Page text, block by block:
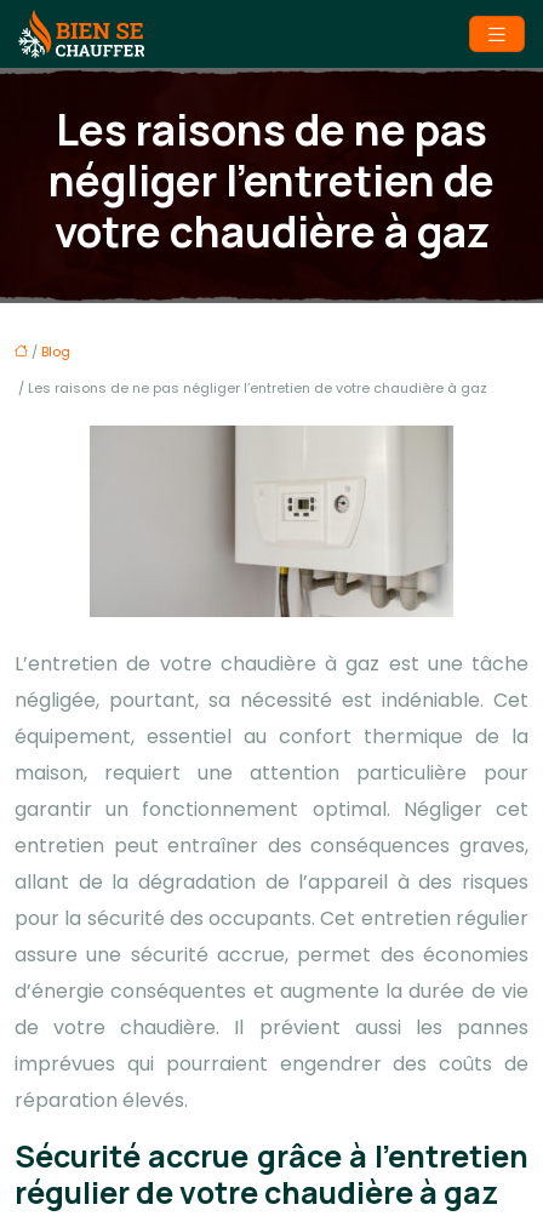
Les raisons de ne pas
négliger l’entretien de
votre chaudière à gaz
/Blog
/ Les raisons de ne pas négliger l’entretien de votre chaudière à gaz
L’entretien de votre chaudière à gaz est une tâche
négligée, pourtant, sa nécessité est indéniable. Cet
équipement, essentiel au confort thermique de la
maison, requiert une attention particulière pour
garantir un fonctionnement optimal. Négliger cet
entretien peut entraîner des conséquences graves,
allant de la dégradation de l’appareil à des risques
pour la sécurité des occupants. Cet entretien régulier
assure une sécurité accrue, permet des économies
d’énergie conséquentes et augmente la durée de vie
de votre chaudière. Il prévient aussi les pannes
imprévues qui pourraient engendrer des coûts de
réparation élevés.
Sécurité accrue grâce à l’entretien
régulier de votre chaudière à gaz